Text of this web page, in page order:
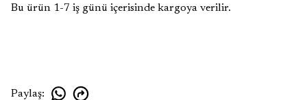
Bu ürün 1-7 iş günü içerisinde kargoya verilir.
Paylaş: